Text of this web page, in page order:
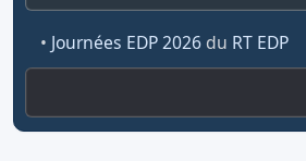
• Journées EDP 2026 du RT EDP